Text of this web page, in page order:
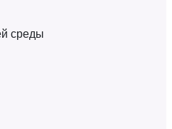
среды